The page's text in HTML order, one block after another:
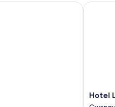
Hotel
Lacky
Hotel
Hotel